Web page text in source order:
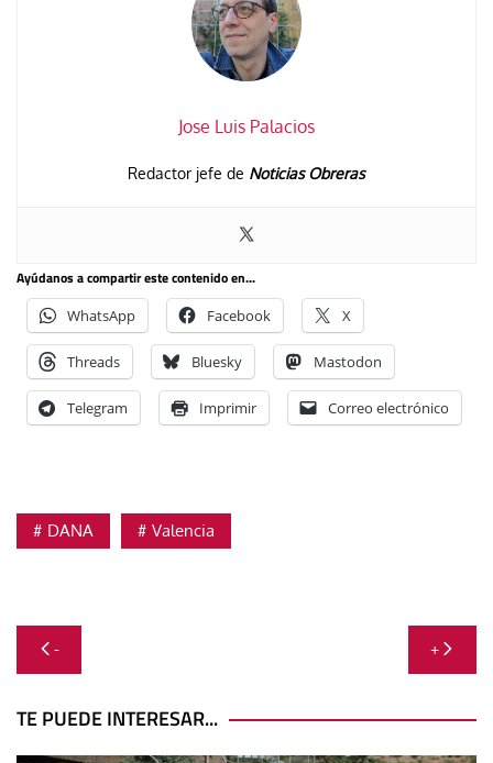
Jose Luis Palacios
Redactor jefe de Noticias Obreras
Ayúdanos a compartir este contenido en...
WhatsApp Facebook X
Threads Bluesky Mastodon
Telegram Imprimir Correo electrónico
DANA Valencia
Navegación
de
entradas
- +
TE PUEDE INTERESAR...